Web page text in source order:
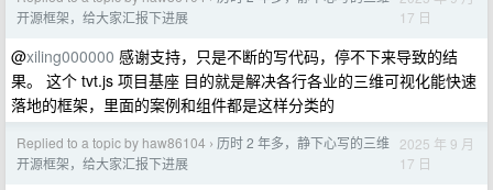
开源框架，给大家汇报下进展
17 日
@xiling000000 感谢支持，只是不断的写代码，停不下来导致的结
果。 这个 tvt.js 项目基座 目的就是解决各行各业的三维可视化能快速
落地的框架，里面的案例和组件都是这样分类的
Replied to a topic by haw86104 › 历时 2 年多，静下心写的三维
开源框架，给大家汇报下进展
2025 年 9 月
17 日